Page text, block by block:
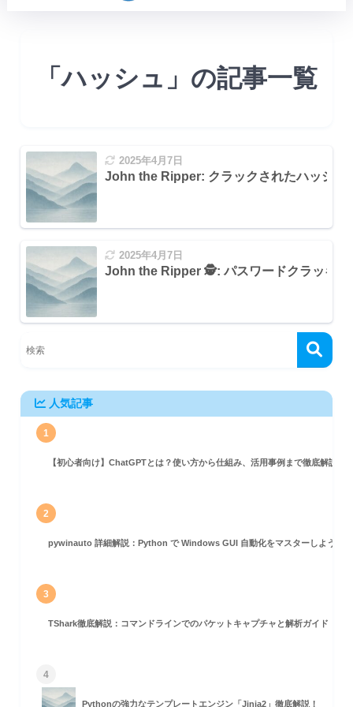
「ハッシュ」の記事一覧
2025年4月7日
John the Ripper: クラックされたハッシュ
2025年4月7日
John the Ripper 🕵‍: パスワードクラッキン
人気記事
1
【初心者向け】ChatGPTとは？使い方から仕組み、活用事例まで徹底解説
2
pywinauto 詳細解説：Python で Windows GUI 自動化をマスターしよう！
3
TShark徹底解説：コマンドラインでのパケットキャプチャと解析ガイド
4
Pythonの強力なテンプレートエンジン「Jinja2」徹底解説！